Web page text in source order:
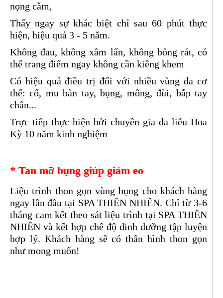
nọng cằm,
Thấy ngay sự khác biệt chỉ sau 60 phút thực
hiện, hiệu quả 3 - 5 năm.
Không đau, không xâm lấn, không bỏng rát, có
thể trang điểm ngay không cần kiêng khem
Có hiệu quả điều trị đối với nhiều vùng da cơ
thể: cổ, mu bàn tay, bụng, mông, đùi, bắp tay
chân...
Trực tiếp thực hiện bởi chuyên gia da liễu Hoa
Kỳ 10 năm kinh nghiệm
==============================
* Tan mỡ bụng giúp giảm eo
Liệu trình thon gọn vùng bụng cho khách hàng
ngay lần đầu tại SPA THIÊN NHIÊN. Chỉ từ 3-6
tháng cam kết theo sát liệu trình tại SPA THIÊN
NHIÊN và kết hợp chế độ dinh dưỡng tập luyện
hợp lý. Khách hàng sẽ có thân hình thon gọn
như mong muốn!